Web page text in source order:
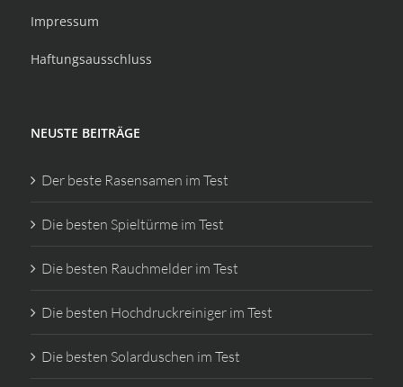
Impressum
Haftungsausschluss
NEUSTE BEITRÄGE
Der beste Rasensamen im Test
Die besten Spieltürme im Test
Die besten Rauchmelder im Test
Die besten Hochdruckreiniger im Test
Die besten Solarduschen im Test